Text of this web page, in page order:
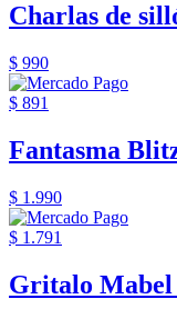
Charlas de
$ 990
$ 891
Fantasma
$ 1.990
$ 1.791
Gritalo Mabel